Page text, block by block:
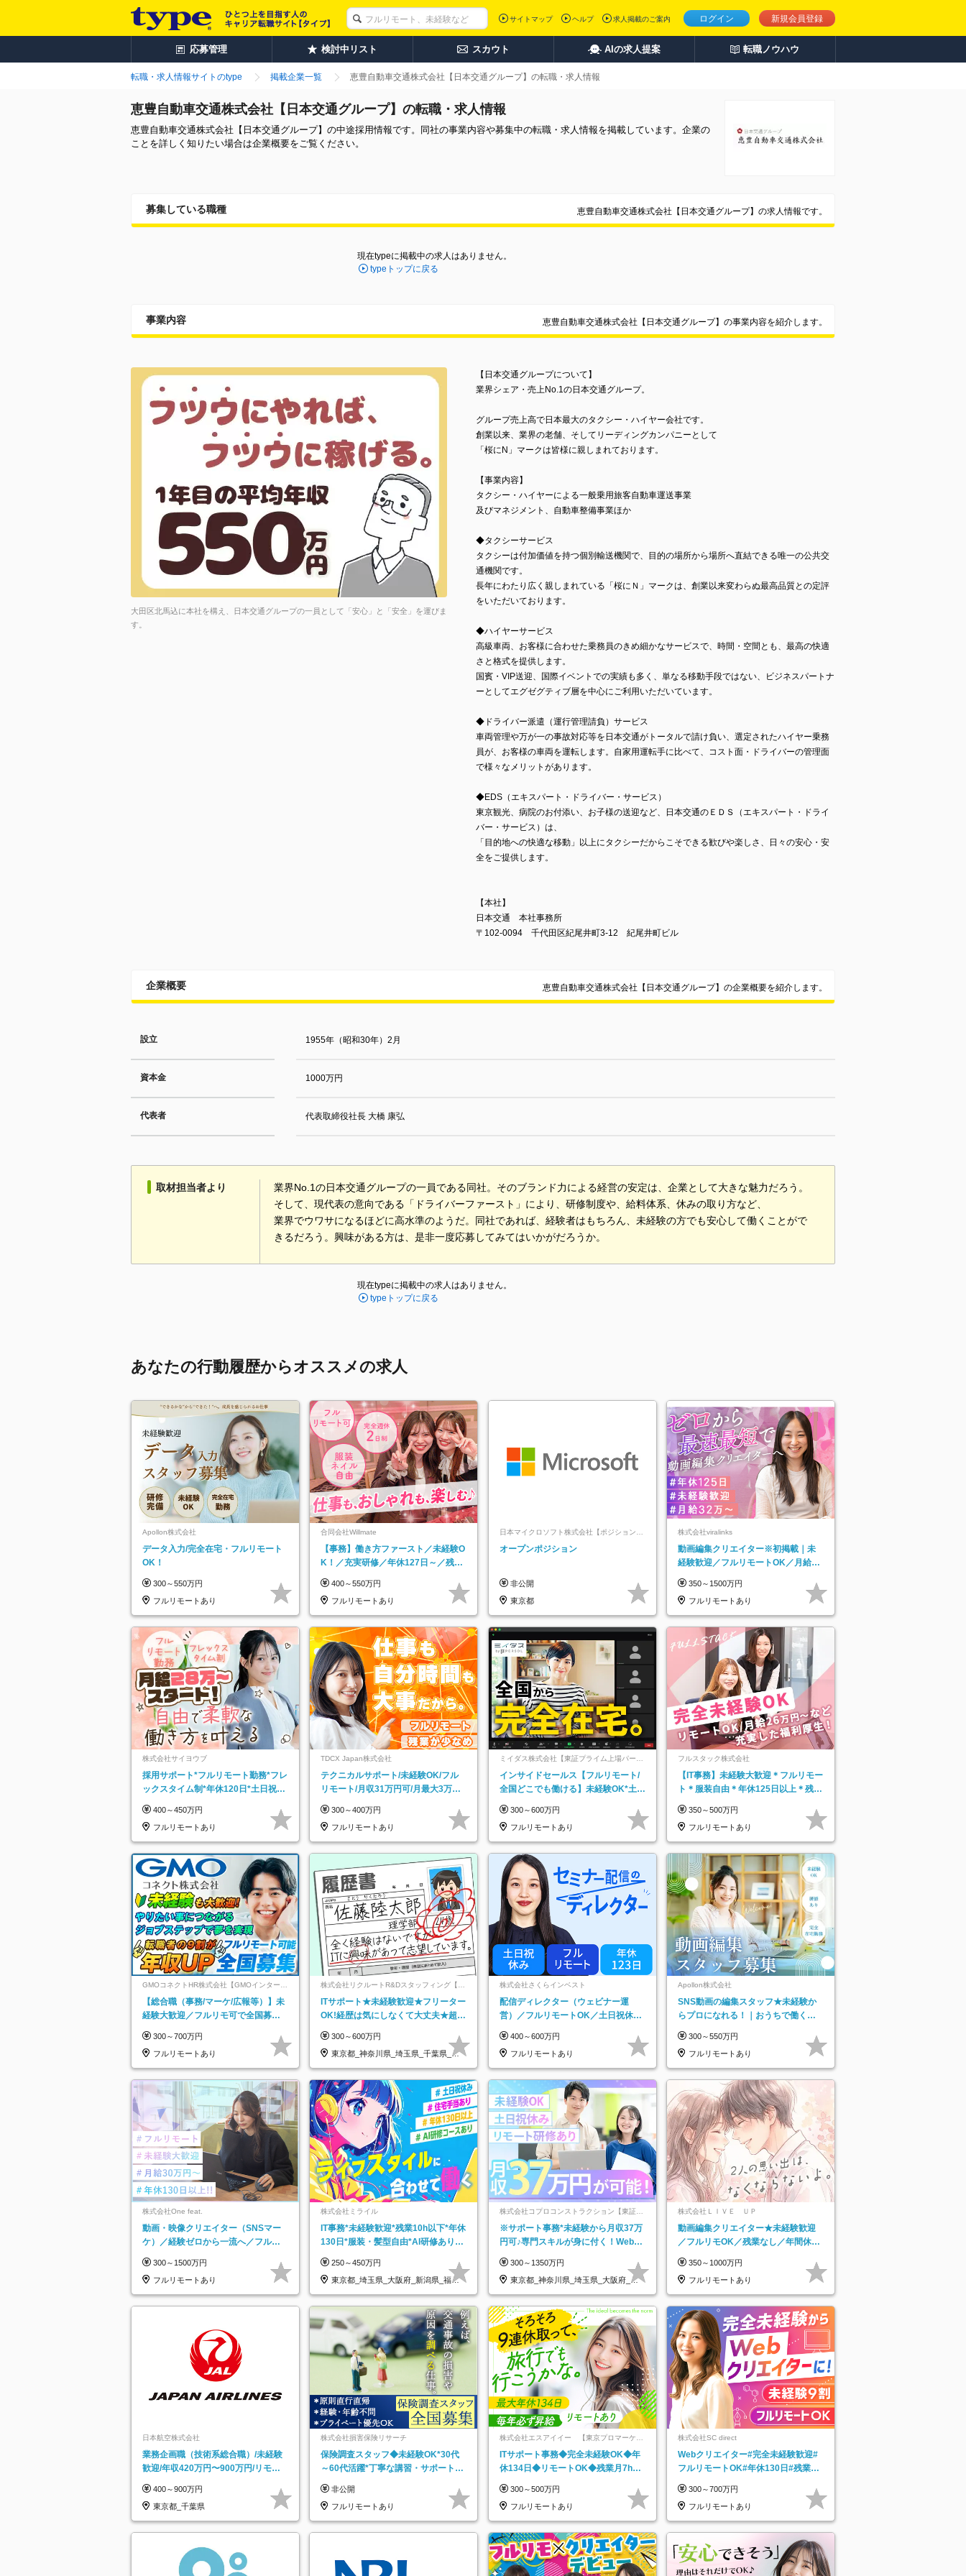
ログイン 新規会員登録
サイトマップ ヘルプ 求人掲載のご案内
応募管理 検討中リスト スカウト AIの求人提案 転職ノウハウ
転職・求人情報サイトのtype 掲載企業一覧 恵豊自動車交通株式会社【日本交通グループ】の転職・求人情報
恵豊自動車交通株式会社【日本交通グループ】の転職・求人情報
恵豊自動車交通株式会社【日本交通グループ】の中途採用情報です。同社の事業内容や募集中の転職・求人情報を掲載しています。企業の
ことを詳しく知りたい場合は企業概要をご覧ください。
募集している職種 恵豊自動車交通株式会社【日本交通グループ】の求人情報です。
現在typeに掲載中の求人はありません。
typeトップに戻る
事業内容 恵豊自動車交通株式会社【日本交通グループ】の事業内容を紹介します。
大田区北馬込に本社を構え、日本交通グループの一員として「安心」と「安全」を運びま
す。
【日本交通グループについて】
業界シェア・売上No.1の日本交通グループ。
グループ売上高で日本最大のタクシー・ハイヤー会社です。
創業以来、業界の老舗、そしてリーディングカンパニーとして
「桜にN」マークは皆様に親しまれております。
【事業内容】
タクシー・ハイヤーによる一般乗用旅客自動車運送事業
及びマネジメント、自動車整備事業ほか
◆タクシーサービス
タクシーは付加価値を持つ個別輸送機関で、目的の場所から場所へ直結できる唯一の公共交
通機関です。
長年にわたり広く親しまれている「桜にＮ」マークは、創業以来変わらぬ最高品質との定評
をいただいております。
◆ハイヤーサービス
高級車両、お客様に合わせた乗務員のきめ細かなサービスで、時間・空間とも、最高の快適
さと格式を提供します。
国賓・VIP送迎、国際イベントでの実績も多く、単なる移動手段ではない、ビジネスパートナ
ーとしてエグゼグティブ層を中心にご利用いただいています。
◆ドライバー派遣（運行管理請負）サービス
車両管理や万が一の事故対応等を日本交通がトータルで請け負い、選定されたハイヤー乗務
員が、お客様の車両を運転します。自家用運転手に比べて、コスト面・ドライバーの管理面
で様々なメリットがあります。
◆EDS（エキスパート・ドライバー・サービス）
東京観光、病院のお付添い、お子様の送迎など、日本交通のＥＤＳ（エキスパート・ドライ
バー・サービス）は、
「目的地への快適な移動」以上にタクシーだからこそできる歓びや楽しさ、日々の安心・安
全をご提供します。
【本社】
日本交通 本社事務所
〒102-0094 千代田区紀尾井町3-12 紀尾井町ビル
企業概要 恵豊自動車交通株式会社【日本交通グループ】の企業概要を紹介します。
設立 1955年（昭和30年）2月
資本金 1000万円
代表者 代表取締役社長 大橋 康弘
取材担当者より
業界No.1の日本交通グループの一員である同社。そのブランド力による経営の安定は、企業として大きな魅力だろう。
そして、現代表の意向である「ドライバーファースト」により、研修制度や、給料体系、休みの取り方など、
業界でウワサになるほどに高水準のようだ。同社であれば、経験者はもちろん、未経験の方でも安心して働くことがで
きるだろう。興味がある方は、是非一度応募してみてはいかがだろうか。
現在typeに掲載中の求人はありません。
typeトップに戻る
あなたの行動履歴からオススメの求人
Apollon株式会社
データ入力/完全在宅・フルリモート
OK！
300～550万円
フルリモートあり
合同会社Willmate
【事務】働き方ファースト／未経験O
K！／充実研修／年休127日～／残業
400～550万円
フルリモートあり
日本マイクロソフト株式会社【ポジションマ
ッチ登録】
オープンポジション
非公開
東京都
株式会社viralinks
動画編集クリエイター※初掲載｜未
経験歓迎／フルリモートOK／月給32
350～1500万円
フルリモートあり
株式会社サイヨウブ
採用サポート*フルリモート勤務*フレ
ックスタイム制*年休120日*土日祝休
400～450万円
フルリモートあり
TDCX Japan株式会社
テクニカルサポート/未経験OK/フル
リモート/月収31万円可/月最大3万の
300～400万円
フルリモートあり
ミイダス株式会社【東証プライム上場パーソ
インサイドセールス【フルリモート/
全国どこでも働ける】未経験OK*土日
300～600万円
フルリモートあり
フルスタック株式会社
【IT事務】未経験大歓迎＊フルリモー
ト＊服装自由＊年休125日以上＊残業
350～500万円
フルリモートあり
GMOコネクトHR株式会社【GMOインターネ
ットグループ】
【総合職（事務/マーケ/広報等）】未
経験大歓迎／フルリモ可で全国募
★
300～700万円
フルリモートあり
株式会社リクルートR&Dスタッフィング【リ
クルートグループ】
ITサポート★未経験歓迎★フリーター
OK!経歴は気にしなくて大丈夫★超大
300～600万円
東京都_神奈川県_埼玉県_千葉県_大
阪府…
株式会社さくらインベスト
配信ディレクター（ウェビナー運
営）／フルリモートOK／土日祝休み
400～600万円
フルリモートあり
Apollon株式会社
SNS動画の編集スタッフ★未経験か
らプロになれる！｜おうちで働くフ
300～550万円
フルリモートあり
株式会社One feat.
動画・映像クリエイター（SNSマー
ケ）／経験ゼロから一流へ／フルリ
日以上
300～1500万円
フルリモートあり
株式会社ミライル
IT事務*未経験歓迎*残業10h以下*年休
130日*服装・髪型自由*AI研修あり*
250～450万円
東京都_埼玉県_大阪府_新潟県_福岡
県
株式会社コプロコンストラクション【東証プ
ライム上場コプロ・ホールディングス子会
社】
※サポート事務*未経験から月収37万
円可♪専門スキルが身に付く！Web面
300～1350万円
東京都_神奈川県_埼玉県_大阪府_愛
知県…
株式会社ＬＩＶＥ ＵＰ
動画編集クリエイター★未経験歓迎
／フルリモOK／残業なし／年間休日
実で安心
350～1000万円
フルリモートあり
日本航空株式会社
業務企画職（技術系総合職）/未経験
歓迎/年収420万円〜900万円/リモー
400～900万円
東京都_千葉県
株式会社損害保険リサーチ
保険調査スタッフ◆未経験OK*30代
～60代活躍*丁寧な講習・サポートあ
託
非公開
フルリモートあり
株式会社エスアイイー 【東京プロマーケッ
ITサポート事務◆完全未経験OK◆年
休134日◆リモートOK◆残業月7h以
300～500万円
フルリモートあり
株式会社SC direct
Webクリエイター#完全未経験歓迎#
フルリモートOK#年休130日#残業月
300～700万円
フルリモートあり